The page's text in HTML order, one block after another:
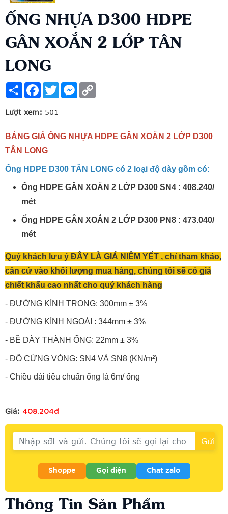
ỐNG NHỰA D300 HDPE
GÂN XOẮN 2 LỚP TÂN
LONG
ShareFacebook
TwitterMessenger
Lượt xem: 501
BẢNG GIÁ ỐNG NHỰA HDPE GÂN XOẮN 2 LỚP D300
TÂN LONG
Ống HDPE D300 TÂN LONG có 2 loại độ dày gồm có:
Ống HDPE GÂN XOẮN 2 LỚP D300 SN4 : 408.240/
mét
Ống HDPE GÂN XOẮN 2 LỚP D300 PN8 : 473.040/
mét
Quý khách lưu ý ĐÂY LÀ GIÁ NIÊM YẾT , chỉ tham khảo,
căn cứ vào khối lượng mua hàng, chúng tôi sẽ có giá
chiết khấu cao nhất cho quý khách hàng
- ĐƯỜNG KÍNH TRONG: 300mm ± 3%
- ĐƯỜNG KÍNH NGOÀI : 344mm ± 3%
- BỀ DÀY THÀNH ỐNG: 22mm ± 3%
- ĐỘ CỨNG VÒNG: SN4 VÀ SN8 (KN/m²)
- Chiều dài tiêu chuẩn ống là 6m/ ống
Giá: 408.204đ
Shoppe Gọi điện Chat zalo
Thông Tin Sản Phẩm